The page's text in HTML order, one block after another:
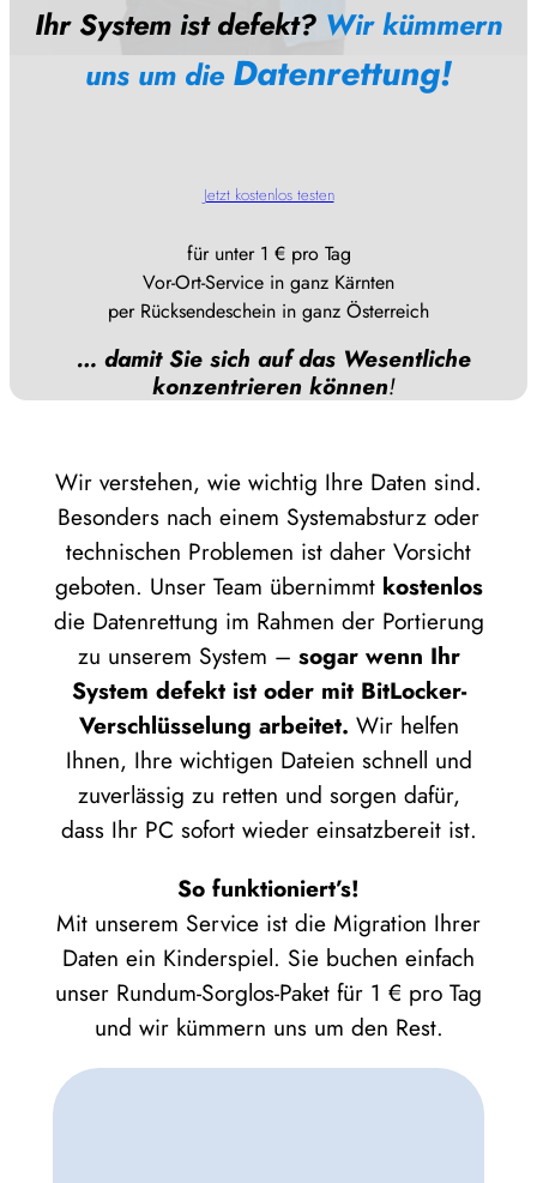
Ihr System ist defekt? Wir kümmern
uns um die Datenrettung!
auch bei BitLocker-
Verschlüsselung!
Jetzt kostenlos testen
für unter 1 € pro Tag
Vor-Ort-Service in ganz Kärnten
per Rücksendeschein in ganz Österreich
… damit Sie sich auf das Wesentliche
konzentrieren können!
Wir verstehen, wie wichtig Ihre Daten sind.
Besonders nach einem Systemabsturz oder
technischen Problemen ist daher Vorsicht
geboten. Unser Team übernimmt kostenlos
die Datenrettung im Rahmen der Portierung
zu unserem System – sogar wenn Ihr
System defekt ist oder mit BitLocker-
Verschlüsselung arbeitet. Wir helfen
Ihnen, Ihre wichtigen Dateien schnell und
zuverlässig zu retten und sorgen dafür,
dass Ihr PC sofort wieder einsatzbereit ist.
So funktioniert’s!
Mit unserem Service ist die Migration Ihrer
Daten ein Kinderspiel. Sie buchen einfach
unser Rundum-Sorglos-Paket für 1 € pro Tag
und wir kümmern uns um den Rest.